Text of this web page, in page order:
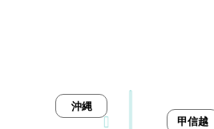
甲信越
沖縄